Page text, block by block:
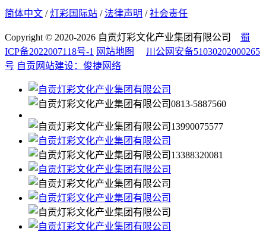
简体中文 / 灯彩国际站 /法律声明 /社会责任
Copyright © 2020-2026 自贡灯彩文化产业集团有限公司 蜀
ICP备2022007118号-1 网站地图
川公网安备51030202000265
号 自贡网站建设：俊捷网络
0813-5887560
13990075577
13388320081